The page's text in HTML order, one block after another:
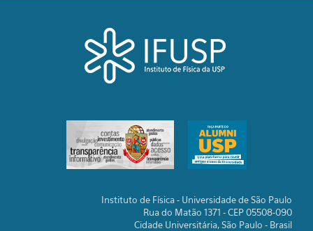
Instituto de Física - Universidade de São Paulo
Rua do Matão 1371 - CEP 05508-090
Cidade Universitária, São Paulo - Brasil